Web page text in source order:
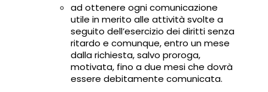
ad ottenere ogni comunicazione
utile in merito alle attività svolte a
seguito dell’esercizio dei diritti senza
ritardo e comunque, entro un mese
dalla richiesta, salvo proroga,
motivata, fino a due mesi che dovrà
essere debitamente comunicata.